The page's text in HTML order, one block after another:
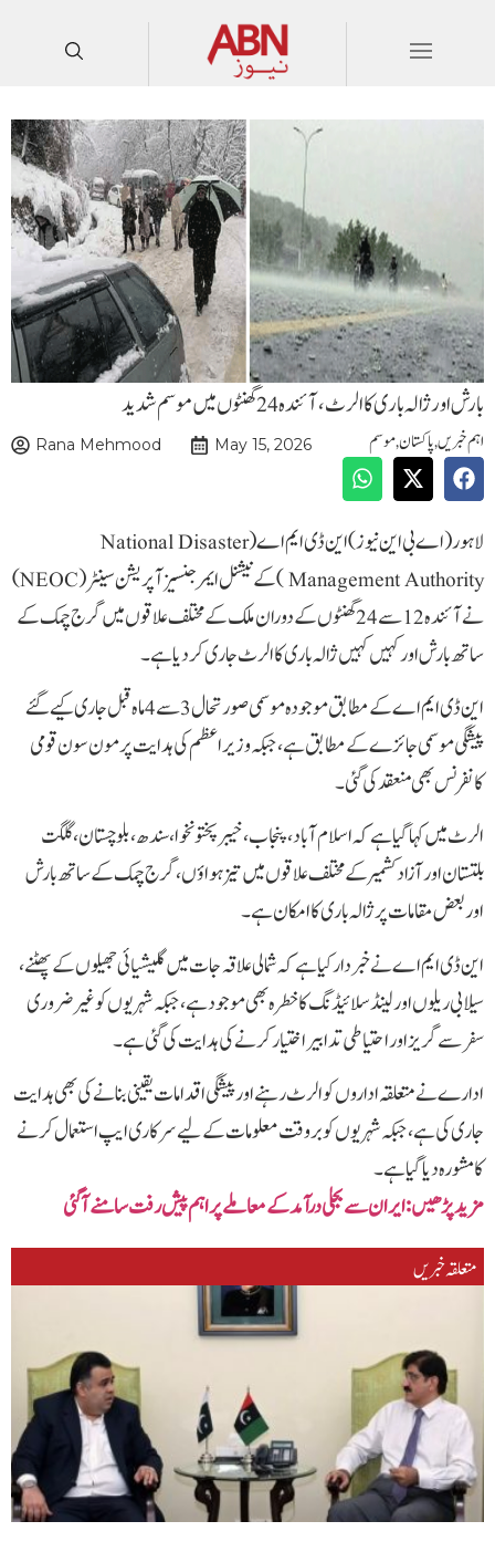
بارش اور ژالہ باری کا الرٹ، آئندہ 24 گھنٹوں میں موسم شدید
اہم خبریں,پاکستان,موسم Rana Mehmood May 15, 2026
لاہور (اے بی این نیوز)این ڈی ایم اے( National Disaster
Management Authority )کے نیشنل ایمرجنسیز آپریشن سینٹر (NEOC)
نے آئندہ 12 سے 24 گھنٹوں کے دوران ملک کے مختلف علاقوں میں گرج چمک کے
ساتھ بارش اور کہیں کہیں ژالہ باری کا الرٹ جاری کر دیا ہے۔
این ڈی ایم اے کے مطابق موجودہ موسمی صورتحال 3 سے 4 ماہ قبل جاری کیے گئے
پیشگی موسمی جائزے کے مطابق ہے، جبکہ وزیراعظم کی ہدایت پر مون سون قومی
کانفرنس بھی منعقد کی گئی۔
الرٹ میں کہا گیا ہے کہ اسلام آباد، پنجاب، خیبرپختونخوا، سندھ، بلوچستان، گلگت
بلتستان اور آزاد کشمیر کے مختلف علاقوں میں تیز ہواؤں، گرج چمک کے ساتھ بارش
اور بعض مقامات پر ژالہ باری کا امکان ہے۔
این ڈی ایم اے نے خبردار کیا ہے کہ شمالی علاقہ جات میں گلیشیائی جھیلوں کے پھٹنے،
سیلابی ریلوں اور لینڈ سلائیڈنگ کا خطرہ بھی موجود ہے، جبکہ شہریوں کو غیر ضروری
سفر سے گریز اور احتیاطی تدابیر اختیار کرنے کی ہدایت کی گئی ہے۔
ادارے نے متعلقہ اداروں کو الرٹ رہنے اور پیشگی اقدامات یقینی بنانے کی بھی ہدایت
جاری کی ہے، جبکہ شہریوں کو بروقت معلومات کے لیے سرکاری ایپ استعمال کرنے
کا مشورہ دیا گیا ہے۔
مزید پڑھیں‌:ایران سے بجلی درآمد کے معاملے پر اہم پیش رفت سامنے آگئی
متعلقہ خبریں